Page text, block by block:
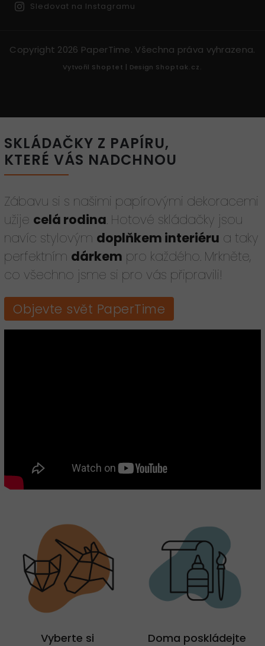
Sledovat na Instagramu
Copyright 2026 PaperTime. Všechna práva vyhrazena.
Vytvořil Shoptet | Design Shoptak.cz.
SKLÁDAČKY Z PAPÍRU,
KTERÉ VÁS NADCHNOU
Zábavu si s našimi papírovými dekoracemi
užije celá rodina. Hotové skládačky jsou
navíc stylovým doplňkem interiéru a taky
perfektním dárkem pro každého. Mrkněte,
co všechno jsme si pro vás připravili!
Objevte svět PaperTime
Vyberte si Doma poskládejte